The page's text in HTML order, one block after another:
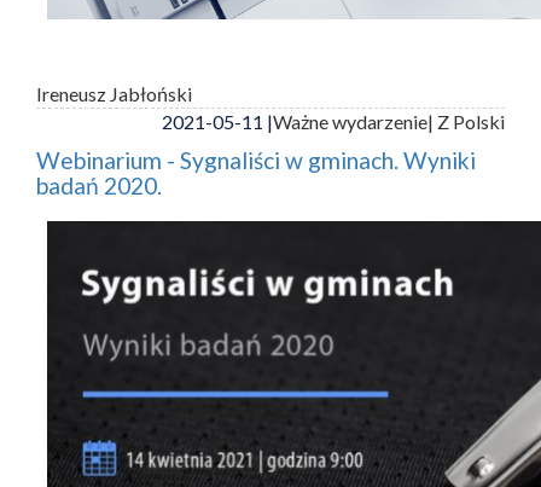
Ireneusz Jabłoński
2021-05-11 |Ważne wydarzenie| Z Polski
Webinarium - Sygnaliści w gminach. Wyniki
badań 2020.